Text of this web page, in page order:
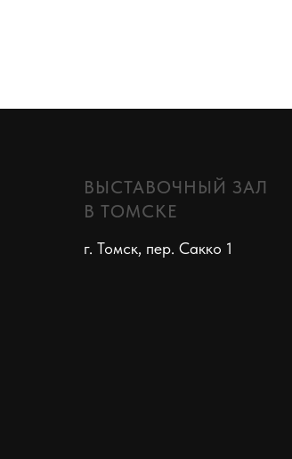
ВЫСТАВОЧНЫЙ ЗАЛ
В ТОМСКЕ
г. Томск, пер. Сакко 1